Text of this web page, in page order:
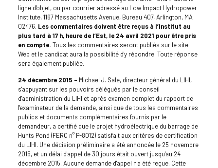
ligne d'objet, ou par courrier adressé au Low Impact Hydropower
Institute, 1167 Massachusetts Avenue, Bureau 407, Arlington, MA
02476. Les commentaires doivent être reçus à l’Institut au
plus tard à 17 h, heure de l’Est, le 24 avril 2021 pour être pris
en compte. Tous les commentaires seront publiés sur le site
Web et le candidat aura la possibilité d'y répondre. Toute réponse
sera également publiée.
24 décembre 2015 – Michael J. Sale, directeur général du LIHI,
s'appuyant sur les pouvoirs délégués par le conseil
d'administration du LIHI et après examen complet du rapport de
l'examinateur de la demande, ainsi que de tous les commentaires
publics et documents complémentaires fournis par le
demandeur, a certifié que le projet hydroélectrique du barrage de
Hunts Pond (FERC n° P-8012) satisfait aux critères de certification
du LIHI. Une décision préliminaire a été annoncée le 25 novembre
2015, et un délai d'appel de 30 jours était ouvert jusqu'au 24
décembre 2015. Aucune demande d'appel n'a été reçue. Cette